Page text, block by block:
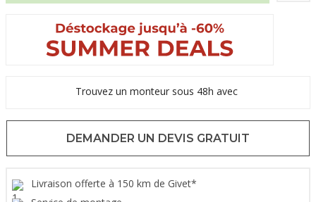
Trouvez un monteur sous 48h avec
DEMANDER UN DEVIS GRATUIT
Livraison offerte à 150 km de Givet*